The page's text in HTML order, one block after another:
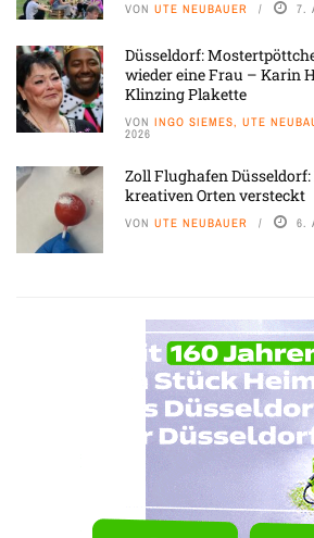
VON UTE NEUBAUER 7.
Düsseldorf:
wieder eine Frau – Karin
Klinzing Plakette
VON INGO SIEMES, UTE
2026
Zoll Flughafen
kreativen Orten versteckt
VON UTE NEUBAUER 6.